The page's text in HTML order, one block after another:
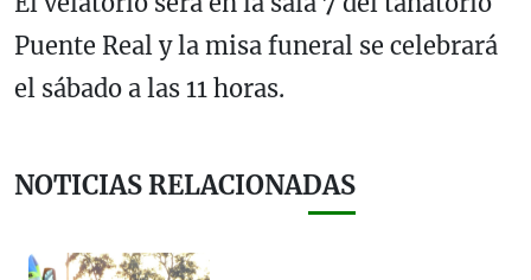
Puente Real y la misa funeral se celebrará
el sábado a las 11 horas.
NOTICIAS RELACIONADAS